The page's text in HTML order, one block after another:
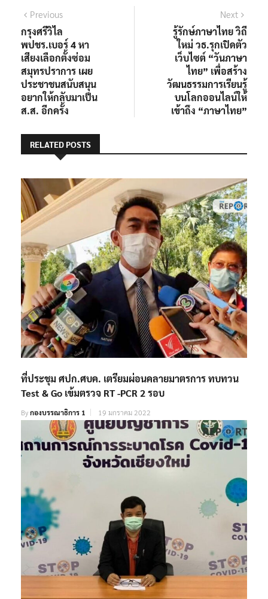
Previous
กรุงศรีวิไล
พปชร.เบอร์ 4 หา
เสียงเลือกตั้งซ่อม
สมุทรปราการ เผย
ประชาชนสนับสนุน
อยากให้กลับมาเป็น
ส.ส. อีกครั้ง
Next
รู้รักษ์ภาษาไทย วิถี
ใหม่ วธ.รุกเปิดตัว
เว็บไซต์ “วันภาษา
ไทย” เพื่อสร้าง
วัฒนธรรมการเรียนรู้
บนโลกออนไลน์ให้
เข้าถึง “ภาษาไทย”
RELATED POSTS
ที่ประชุม ศปก.ศบค. เตรียมผ่อนคลายมาตรการ ทบทวน
Test & Go เข้มตรวจ RT -PCR 2 รอบ
Byกองบรรณาธิการ 1 19 มกราคม 2022